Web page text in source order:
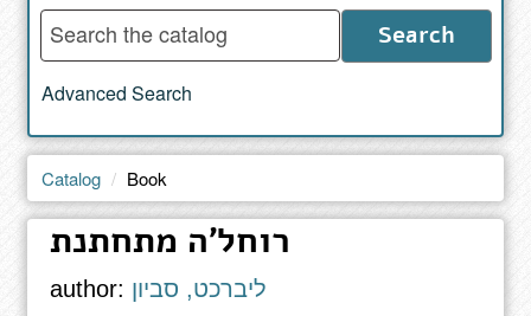
Enter
words
to
search
catalog
Search
Advanced Search
Catalog Book
רוחל'ה מתחתנת
author: ליברכט, סביון